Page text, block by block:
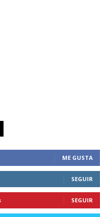
ME GUSTA
SEGUIR
SEGUIR